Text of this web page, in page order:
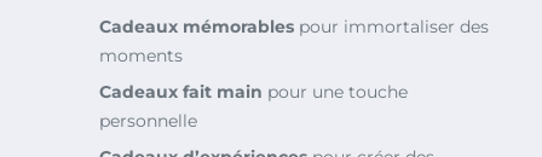
Cadeaux mémorables pour immortaliser des
moments
Cadeaux fait main pour une touche
personnelle